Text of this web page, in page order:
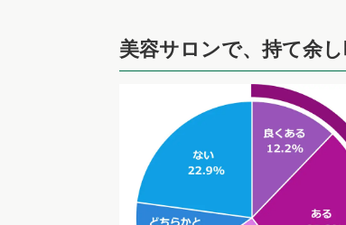
美容サロンで、持て余